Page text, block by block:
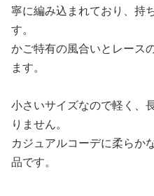
寧に編み込まれており、持
す。
かご特有の風合いとレース
ます。
小さいサイズなので軽く、
りません。
カジュアルコーデに柔らか
品です。